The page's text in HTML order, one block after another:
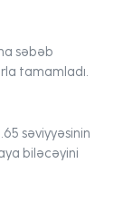
səbəb
tamamladı.
səviyyəsinin
biləcəyini